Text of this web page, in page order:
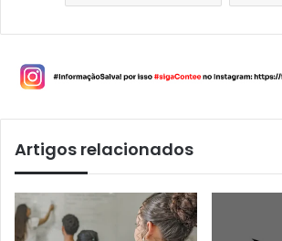
Artigos relacionados